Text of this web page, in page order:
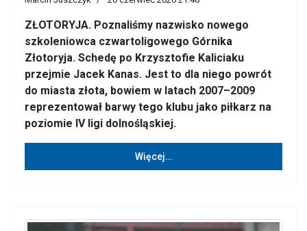
ZŁOTORYJA. Poznaliśmy nazwisko nowego
szkoleniowca czwartoligowego Górnika
Złotoryja. Schedę po Krzysztofie Kaliciaku
przejmie Jacek Kanas. Jest to dla niego powrót
do miasta złota, bowiem w latach 2007–2009
reprezentował barwy tego klubu jako piłkarz na
poziomie IV ligi dolnośląskiej.
Więcej…